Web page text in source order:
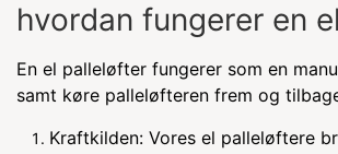
hvordan fungerer en
En el palleløfter fungerer som en
samt køre palleløfteren frem og
Kraftkilden: Vores el palleløftere